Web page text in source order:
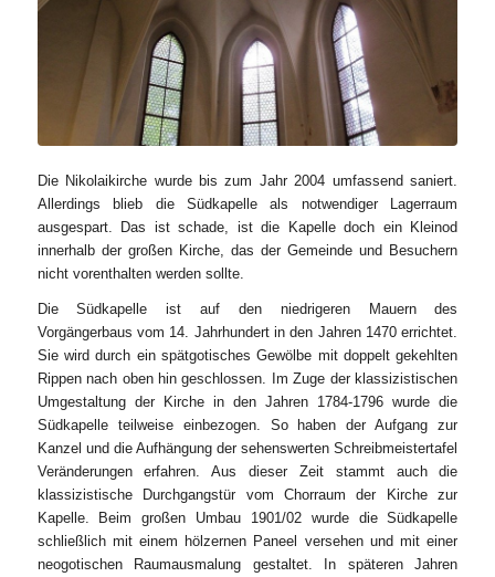
Die Nikolaikirche wurde bis zum Jahr 2004 umfassend saniert.
Allerdings blieb die Südkapelle als notwendiger Lagerraum
ausgespart. Das ist schade, ist die Kapelle doch ein Kleinod
innerhalb der großen Kirche, das der Gemeinde und Besuchern
nicht vorenthalten werden sollte.
Die Südkapelle ist auf den niedrigeren Mauern des
Vorgängerbaus vom 14. Jahrhundert in den Jahren 1470 errichtet.
Sie wird durch ein spätgotisches Gewölbe mit doppelt gekehlten
Rippen nach oben hin geschlossen. Im Zuge der klassizistischen
Umgestaltung der Kirche in den Jahren 1784-1796 wurde die
Südkapelle teilweise einbezogen. So haben der Aufgang zur
Kanzel und die Aufhängung der sehenswerten Schreibmeistertafel
Veränderungen erfahren. Aus dieser Zeit stammt auch die
klassizistische Durchgangstür vom Chorraum der Kirche zur
Kapelle. Beim großen Umbau 1901/02 wurde die Südkapelle
schließlich mit einem hölzernen Paneel versehen und mit einer
neogotischen Raumausmalung gestaltet. In späteren Jahren